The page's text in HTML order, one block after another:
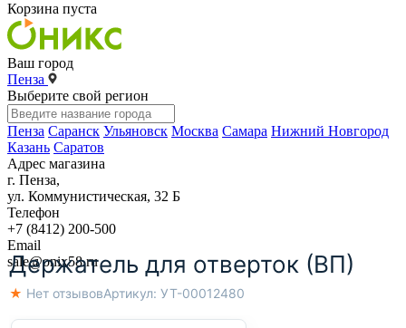
Корзина пуста
Ваш город
Пенза
Выберите свой регион
Пенза Саранск Ульяновск Москва Самара Нижний Новгород
Казань Саратов
Адрес магазина
г. Пенза,
ул. Коммунистическая, 32 Б
Телефон
+7 (8412) 200-500
Email
sale@onix58.ru
Держатель для отверток (ВП)
★ Нет отзывовАртикул: УТ-00012480